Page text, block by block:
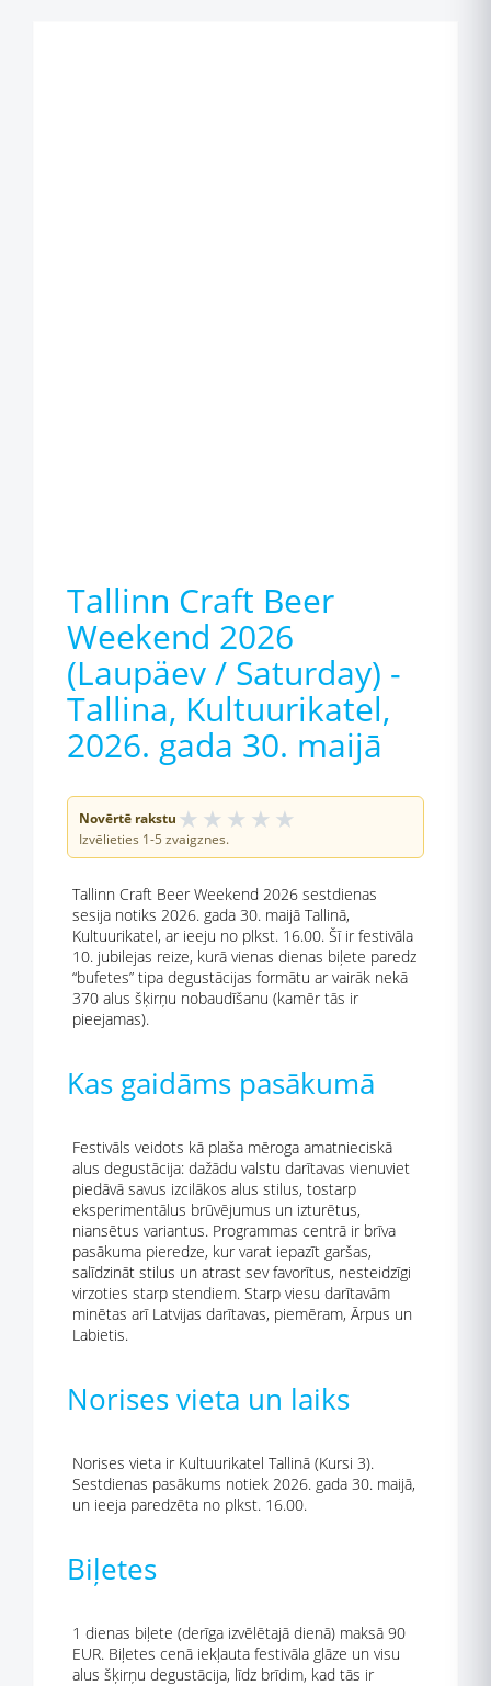
Tallinn Craft Beer
Weekend 2026
(Laupäev / Saturday) -
Tallina, Kultuurikatel,
2026. gada 30. maijā
Novērtē rakstu ★ ★ ★ ★ ★
Izvēlieties 1-5 zvaigznes.
Tallinn Craft Beer Weekend 2026 sestdienas
sesija notiks 2026. gada 30. maijā Tallinā,
Kultuurikatel, ar ieeju no plkst. 16.00. Šī ir festivāla
10. jubilejas reize, kurā vienas dienas biļete paredz
“bufetes” tipa degustācijas formātu ar vairāk nekā
370 alus šķirņu nobaudīšanu (kamēr tās ir
pieejamas).
Kas gaidāms pasākumā
Festivāls veidots kā plaša mēroga amatnieciskā
alus degustācija: dažādu valstu darītavas vienuviet
piedāvā savus izcilākos alus stilus, tostarp
eksperimentālus brūvējumus un izturētus,
niansētus variantus. Programmas centrā ir brīva
pasākuma pieredze, kur varat iepazīt garšas,
salīdzināt stilus un atrast sev favorītus, nesteidzīgi
virzoties starp stendiem. Starp viesu darītavām
minētas arī Latvijas darītavas, piemēram, Ārpus un
Labietis.
Norises vieta un laiks
Norises vieta ir Kultuurikatel Tallinā (Kursi 3).
Sestdienas pasākums notiek 2026. gada 30. maijā,
un ieeja paredzēta no plkst. 16.00.
Biļetes
1 dienas biļete (derīga izvēlētajā dienā) maksā 90
EUR. Biļetes cenā iekļauta festivāla glāze un visu
alus šķirņu degustācija, līdz brīdim, kad tās ir